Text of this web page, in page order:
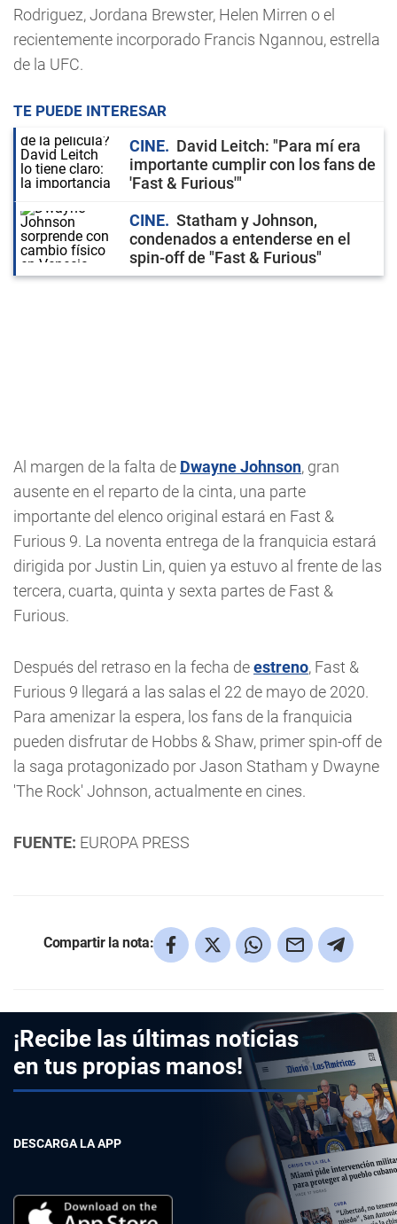
Rodriguez, Jordana Brewster, Helen Mirren o el
recientemente incorporado Francis Ngannou, estrella
de la UFC.
TE PUEDE INTERESAR
CINE
David Leitch: "Para mí era
importante cumplir con los fans de
'Fast & Furious'"
CINE
Statham y Johnson,
condenados a entenderse en el
spin-off de "Fast & Furious"
Al margen de la falta de Dwayne Johnson, gran
ausente en el reparto de la cinta, una parte
importante del elenco original estará en Fast &
Furious 9. La noventa entrega de la franquicia estará
dirigida por Justin Lin, quien ya estuvo al frente de las
tercera, cuarta, quinta y sexta partes de Fast &
Furious.
Después del retraso en la fecha deestreno, Fast &
Furious 9 llegará a las salas el 22 de mayo de 2020.
Para amenizar la espera, los fans de la franquicia
pueden disfrutar de Hobbs & Shaw, primer spin-off de
la saga protagonizado por Jason Statham y Dwayne
'The Rock' Johnson, actualmente en cines.
FUENTE: EUROPA PRESS
Compartir la nota:
¡Recibe las últimas noticias
en tus propias manos!
DESCARGA LA APP